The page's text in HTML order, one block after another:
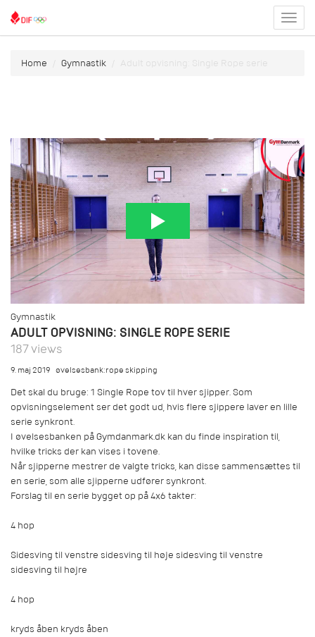
menu
Home Gymnastik Adult opvisning: Single Rope serie
Gymnastik
ADULT OPVISNING: SINGLE ROPE SERIE
187 views
9. maj 2019 øvelsesbank:rope skipping
Det skal du bruge: 1 Single Rope tov til hver sjipper. Som
opvisningselement ser det godt ud, hvis flere sjippere laver en lille
serie synkront.
I øvelsesbanken på Gymdanmark.dk kan du finde inspiration til,
hvilke tricks der kan vises i tovene.
Når sjipperne mestrer de valgte tricks, kan disse sammensættes til
en serie, som alle sjipperne udfører synkront.
Forslag til en serie bygget op på 4x6 takter:
4 hop
Sidesving til venstre sidesving til høje sidesving til venstre
sidesving til højre
4 hop
kryds åben kryds åben